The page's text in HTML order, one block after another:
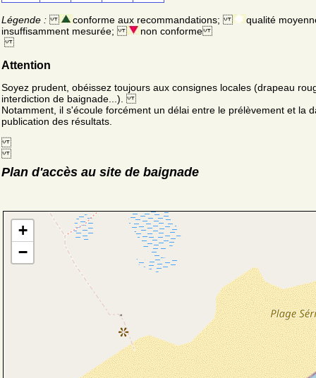
Légende : conforme aux recommandations;
qualité
insuffisamment mesurée;
non conforme
Attention
Soyez prudent, obéissez toujours aux consignes locales (drapeau
interdiction de baignade...).
Notamment, il s'écoule forcément un délai entre le prélèvement et la
publication des résultats.
Plan d'accès au site de baignade
+
−